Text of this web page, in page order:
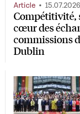
Compétitivité,
cœur des
commissions
Dublin
Article 15.07.2026